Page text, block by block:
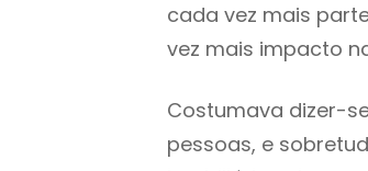
cada vez mais
vez mais impacto
Costumava dizer-
pessoas, e